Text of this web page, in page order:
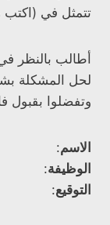
تتمثل في (اكتب
أطالب بالنظر
لحل المشكلة
وتفضلوا بقبول
الاسم:
الوظيفة:
التوقيع: